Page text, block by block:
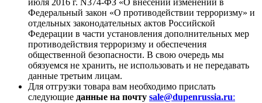
июля 2016 г. N374-ФЗ «О внесении изменений в
Федеральный закон «О противодействии терроризму» и
отдельных законодательных актов Российской
Федерации в части установления дополнительных мер
противодействия терроризму и обеспечения
общественной безопасности. В свою очередь мы
обязуемся не хранить, не использовать и не передавать
данные третьим лицам.
Для отгрузки товара вам необходимо прислать
следующие данные на почту sale@dupenrussia.ru: